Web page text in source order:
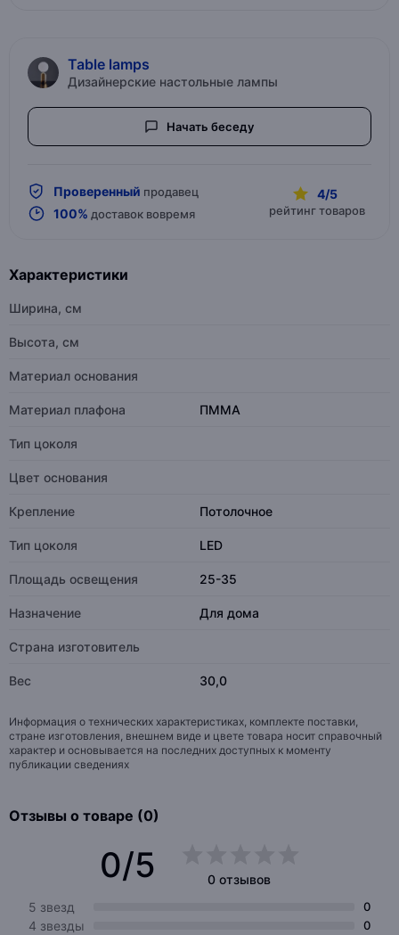
Table lamps
Дизайнерские настольные лампы
Начать беседу
Проверенный продавец
100% доставок вовремя
4/5
рейтинг товаров
Характеристики
Ширина, см
Высота, см
Материал основания
Материал плафона ПММА
Тип цоколя
Цвет основания
Крепление Потолочное
Тип цоколя LED
Площадь освещения 25-35
Назначение Для дома
Страна изготовитель
Вес 30,0
Информация о технических характеристиках, комплекте поставки,
стране изготовления, внешнем виде и цвете товара носит справочный
характер и основывается на последних доступных к моменту
публикации сведениях
Отзывы о товаре (0)
0/5
0 отзывов
5 звезд
0
4 звезды 0